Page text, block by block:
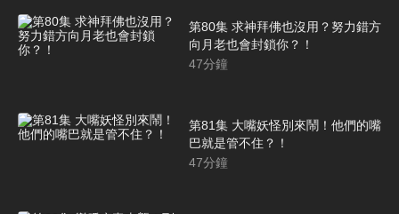
第80集 求神拜佛也沒用？努力錯方
向月老也會封鎖你？！
47分鐘
第81集 大嘴妖怪別來鬧！他們的嘴
巴就是管不住？！
47分鐘